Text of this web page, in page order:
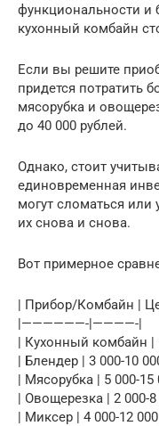
функциональности и
кухонный комбайн
Если вы решите
придется потратить
мясорубка и
до 40 000 рублей.
Однако, стоит
единовременная
могут сломаться или
их снова и снова.
Вот примерное
| Прибор/Комбайн |
|——————-|————-|
| Кухонный комбайн |
| Блендер | 3 000-10
| Мясорубка | 5 000-15
| Овощерезка | 2 000-8
| Миксер | 4 000-12